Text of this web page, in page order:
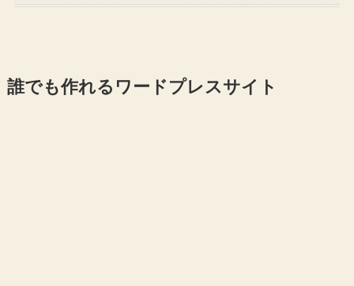
誰でも作れるワードプレスサイト